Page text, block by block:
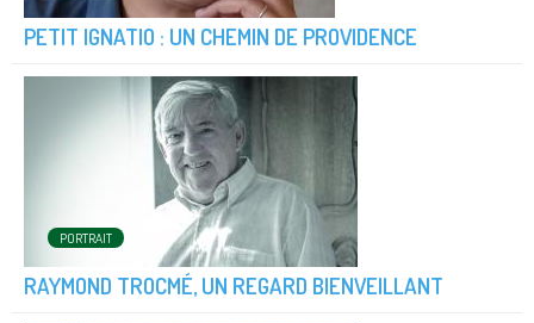
PETIT IGNATIO : UN CHEMIN DE PROVIDENCE
PORTRAIT
RAYMOND TROCMÉ, UN REGARD BIENVEILLANT